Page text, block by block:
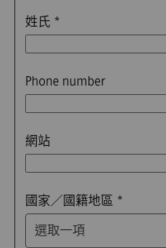
姓氏 *
Phone number
網站
國家／國籍地區 *
選取一項